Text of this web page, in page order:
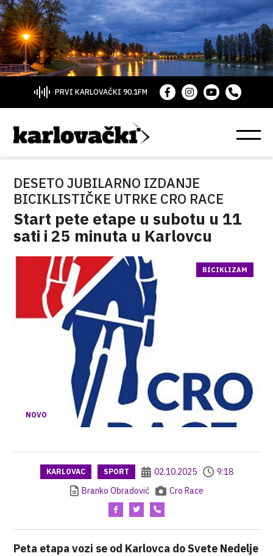
PRVI KARLOVAČKI 90.1FM
DESETO JUBILARNO IZDANJE
BICIKLISTIČKE UTRKE CRO RACE
Start pete etape u subotu u 11
sati i 25 minuta u Karlovcu
NOVO
BICIKLIZAM
KARLOVAC SPORT 02.10.2025
9:18
Branko Obradović
Cro Race
Peta etapa vozi se od Karlovca do Svete Nedelje